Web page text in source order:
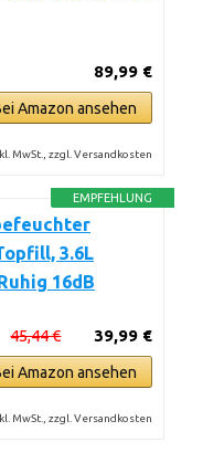
89,99 €
Amazon ansehen
MwSt., zzgl. Versandkosten
EMPFEHLUNG
3.6L
16dB
39,99 €
45,44 €
Amazon ansehen
MwSt., zzgl. Versandkosten